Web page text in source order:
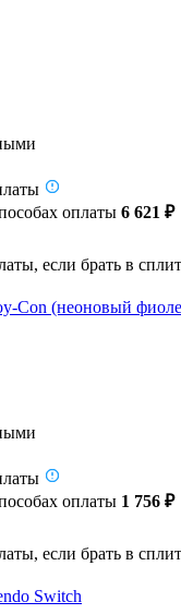
оплаты 6 621 ₽
если брать в
Con (неоновый
оплаты 1 756 ₽
если брать в
Switch